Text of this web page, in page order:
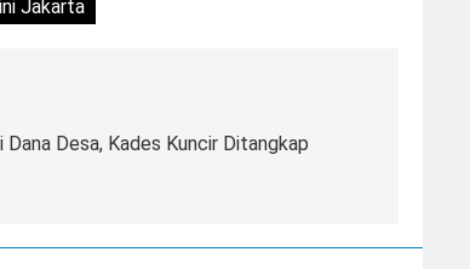
Jakarta
Dana Desa, Kades Kuncir Ditangkap